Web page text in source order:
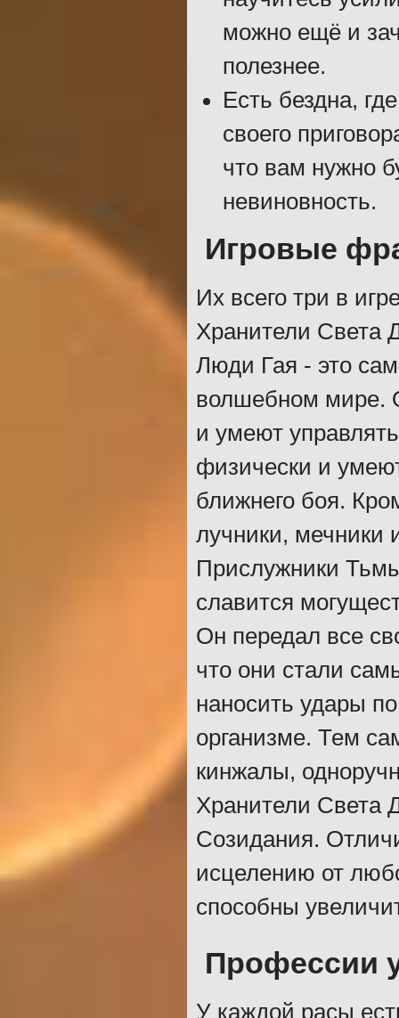
можно ещё и
полезнее.
Есть бездна,
своего
что вам нужно
невиновность.
Игровые
Их всего три в
Хранители Света
Люди Гая - это
волшебном мире.
и умеют
физически и
ближнего боя.
лучники, мечники
Прислужники
славится
Он передал все
что они стали
наносить удары
организме. Тем
кинжалы,
Хранители Света
Созидания.
исцелению от
способны
Профессии
У каждой расы